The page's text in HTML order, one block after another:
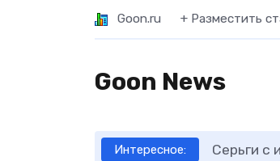
Goon.ru + Разместить
Goon News
Интересное: Серьги с